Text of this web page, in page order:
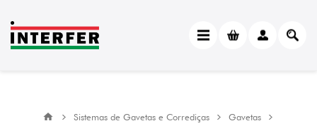
Sistemas de Gavetas e Corrediças
Gavetas